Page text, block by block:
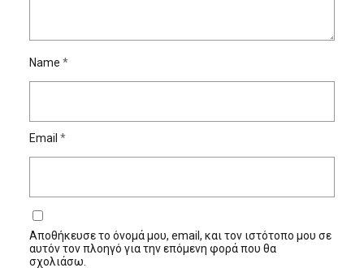
Name *
Email *
Αποθήκευσε το όνομά μου, email, και τον ιστότοπο μου σε
αυτόν τον πλοηγό για την επόμενη φορά που θα
σχολιάσω.